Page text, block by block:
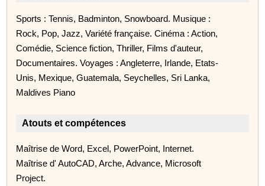
Sports : Tennis, Badminton, Snowboard. Musique :
Rock, Pop, Jazz, Variété française. Cinéma : Action,
Comédie, Science fiction, Thriller, Films d'auteur,
Documentaires. Voyages : Angleterre, Irlande, Etats-
Unis, Mexique, Guatemala, Seychelles, Sri Lanka,
Maldives Piano
Atouts et compétences
Maîtrise de Word, Excel, PowerPoint, Internet.
Maîtrise d' AutoCAD, Arche, Advance, Microsoft
Project.